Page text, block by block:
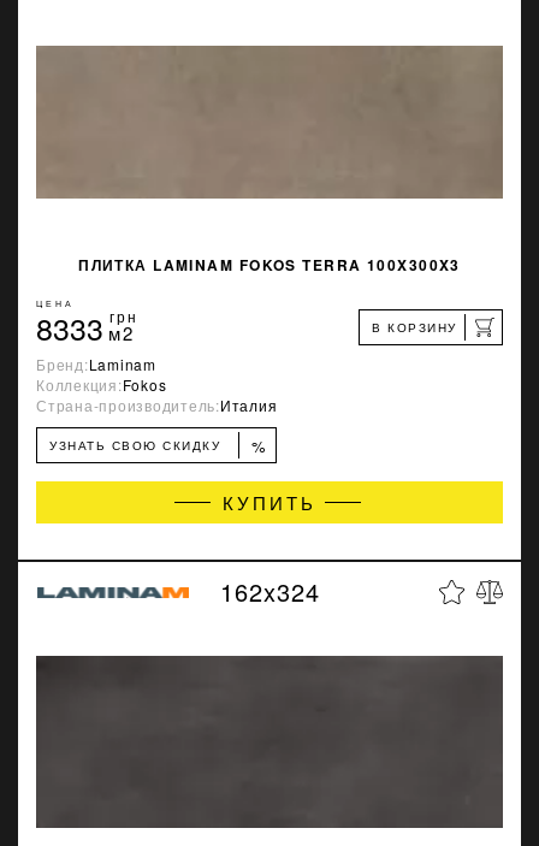
ПЛИТКА LAMINAM FOKOS TERRA 100X300X3
ЦЕНА
8333 грн
м2 В КОРЗИНУ
Бренд:Laminam
Коллекция:Fokos
Страна-производитель:Италия
УЗНАТЬ СВОЮ СКИДКУ %
КУПИТЬ
162x324